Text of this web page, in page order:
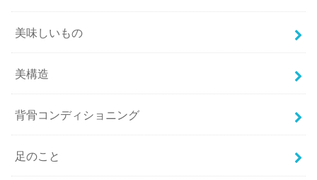
美味しいもの
美構造
背骨コンディショニング
足のこと